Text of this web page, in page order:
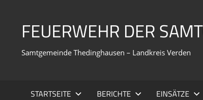
springenFEUERWEHR DER
Samtgemeinde Thedinghausen – Landkreis Verden
STARTSEITE BERICHTE EINSÄTZE